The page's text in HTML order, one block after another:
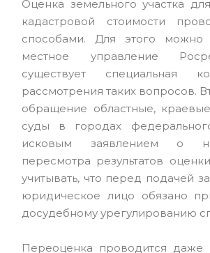
Оценка земельного участка
кадастровой стоимости
способами. Для этого можно
местное управление
существует специальная
рассмотрения таких вопросов.
обращение областные,
суды в городах
исковым заявлением о
пересмотра результатов
учитывать, что перед подачей
юридическое лицо обязано
досудебному урегулированию
Переоценка проводится даже